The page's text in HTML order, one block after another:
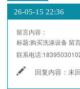
联系我们
26-05-15 22:36
留言内容：
标题:购买洗涤设备 留
联系电话:
回复内容：未